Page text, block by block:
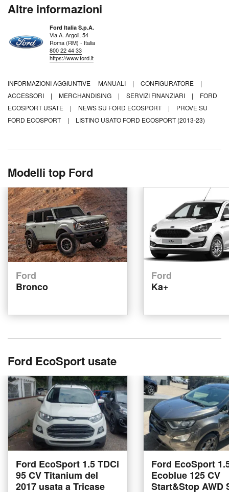
Altre informazioni
Ford Italia S.p.A.
Via A. Argoli, 54
Roma (RM) - Italia
800 22 44 33
https://www.ford.it
INFORMAZIONI AGGIUNTIVE MANUALI | CONFIGURATORE
|
ACCESSORI
| MERCHANDISING | SERVIZI FINANZIARI |
FORD
ECOSPORT USATE
| NEWS SU FORD ECOSPORT |
PROVE SU
FORD ECOSPORT
| LISTINO USATO FORD ECOSPORT (2013-23)
Modelli top Ford
Ford
Bronco
Ford
Ka+
Ford EcoSport usate
Ford EcoSport 1.5 TDCi
95 CV Titanium del
2017 usata a Tricase
Ford EcoSport
Ecoblue 125 CV
Start&Stop AWD